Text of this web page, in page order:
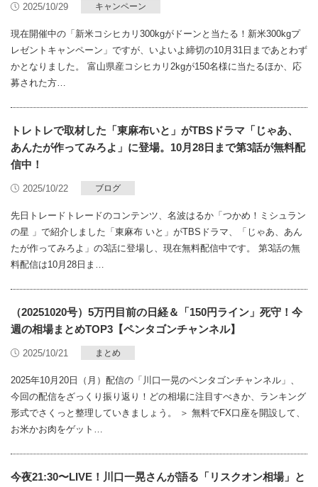
2025/10/29 キャンペーン
現在開催中の「新米コシヒカリ300kgがドーンと当たる！新米300kgプ
レゼントキャンペーン」ですが、いよいよ締切の10月31日まであとわず
かとなりました。 富山県産コシヒカリ2kgが150名様に当たるほか、応
募された方…
トレトレで取材した「東麻布いと」がTBSドラマ「じゃあ、
あんたが作ってみろよ」に登場。10月28日まで第3話が無料配
信中！
2025/10/22 ブログ
先日トレードトレードのコンテンツ、名波はるか「つかめ！ミシュラン
の星 」で紹介しました「東麻布 いと」がTBSドラマ、「じゃあ、あん
たが作ってみろよ」の3話に登場し、現在無料配信中です。 第3話の無
料配信は10月28日ま…
（20251020号）5万円目前の日経＆「150円ライン」死守！今
週の相場まとめTOP3【ペンタゴンチャンネル】
2025/10/21 まとめ
2025年10月20日（月）配信の「川口一晃のペンタゴンチャンネル」、
今回の配信をざっくり振り返り！どの相場に注目すべきか、ランキング
形式でさくっと整理していきましょう。 ＞ 無料でFX口座を開設して、
お米かお肉をゲット…
今夜21:30〜LIVE！川口一晃さんが語る「リスクオン相場」と